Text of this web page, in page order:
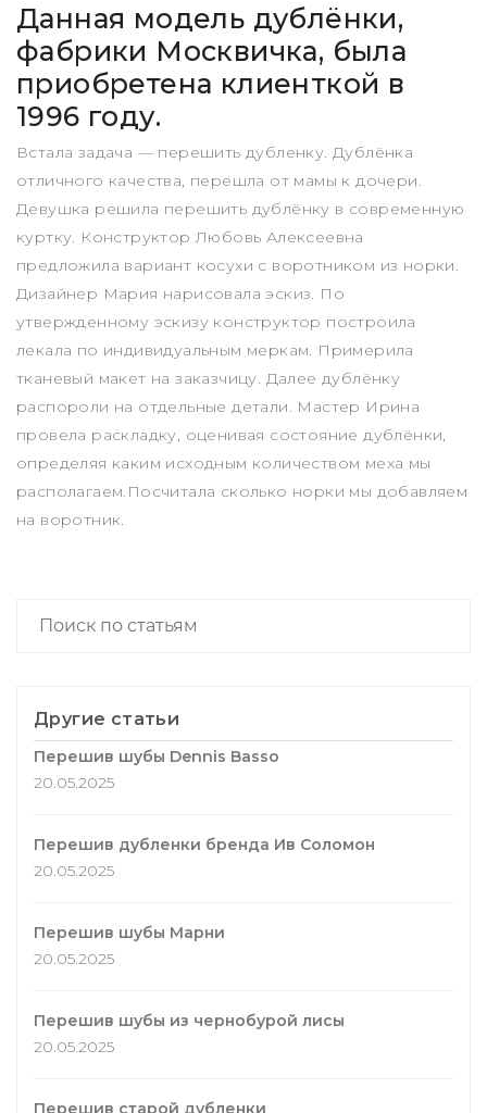
Данная модель дублёнки,
фабрики Москвичка, была
приобретена клиенткой в
1996 году.
Встала задача — перешить дубленку. Дублёнка
отличного качества, перешла от мамы к дочери.
Девушка решила перешить дублёнку в современную
куртку. Конструктор Любовь Алексеевна
предложила вариант косухи с воротником из норки.
Дизайнер Мария нарисовала эскиз. По
утвержденному эскизу конструктор построила
лекала по индивидуальным меркам. Примерила
тканевый макет на заказчицу. Далее дублёнку
распороли на отдельные детали. Мастер Ирина
провела раскладку, оценивая состояние дублёнки,
определяя каким исходным количеством меха мы
располагаем.Посчитала сколько норки мы добавляем
на воротник.
Другие статьи
Перешив шубы Dennis Basso
20.05.2025
Перешив дубленки бренда Ив Соломон
20.05.2025
Перешив шубы Марни
20.05.2025
Перешив шубы из чернобурой лисы
20.05.2025
Перешив старой дубленки